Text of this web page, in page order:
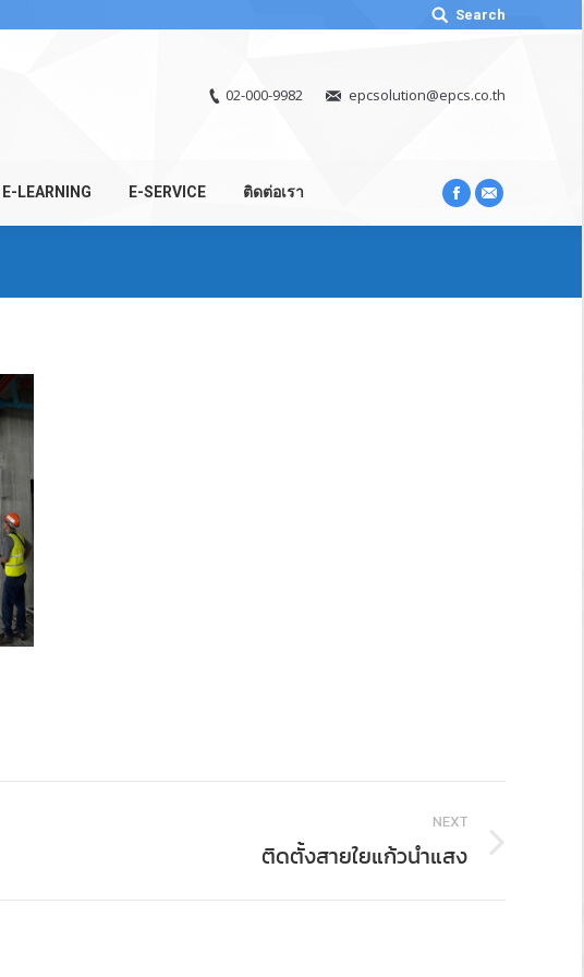
Search:
Search
02-000-9982 epcsolution@epcs.co.th
E-LEARNING E-SERVICE ติดต่อเรา
Facebook
Mail
NEXT
ติดตั้งสายใยแก้วนำแสง